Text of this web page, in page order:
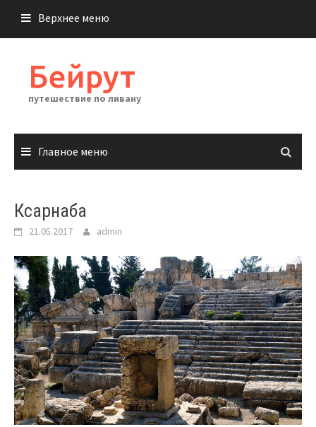
содержимому
Верхнее меню
Бейрут
путешествие по ливану
Главное меню
Ксарнаба
21.05.2017 admin